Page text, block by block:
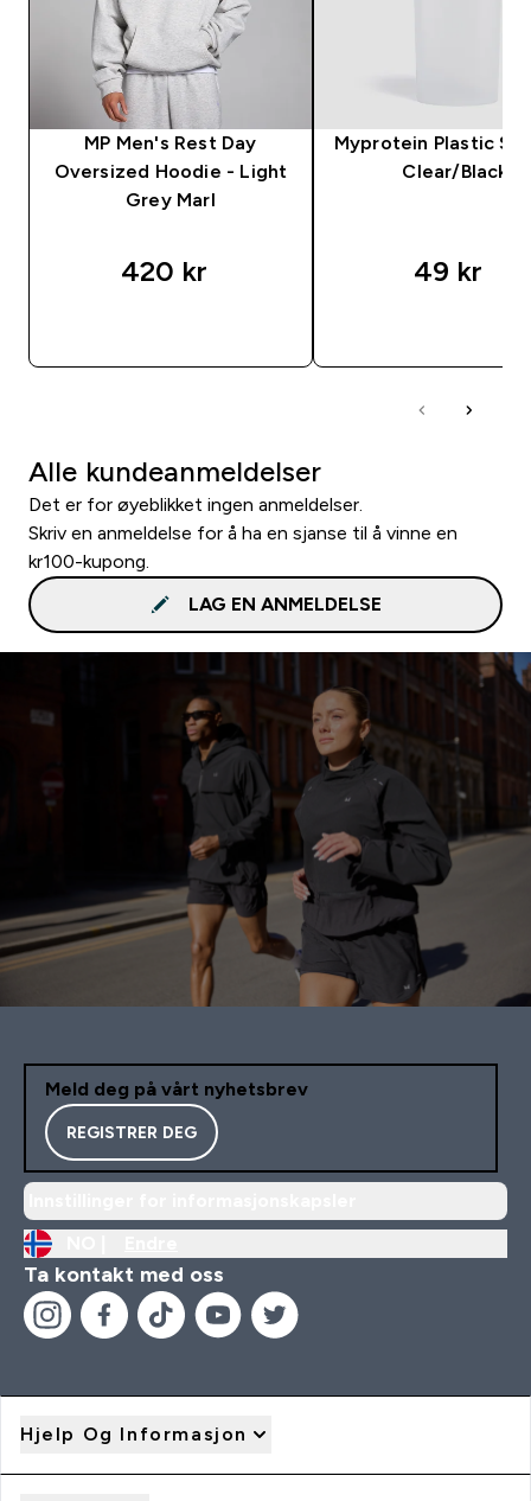
MP Men's Rest Day
Oversized Hoodie - Light
Grey Marl
420 kr‎
Myprotein Plastic
Clear/Black
49 kr‎
Alle kundeanmeldelser
Det er for øyeblikket ingen anmeldelser.
Skriv en anmeldelse for å ha en sjanse til å vinne en
kr100-kupong.
LAG EN ANMELDELSE
Meld deg på vårt nyhetsbrev
REGISTRER DEG
Ta kontakt med oss
Hjelp Og Informasjon